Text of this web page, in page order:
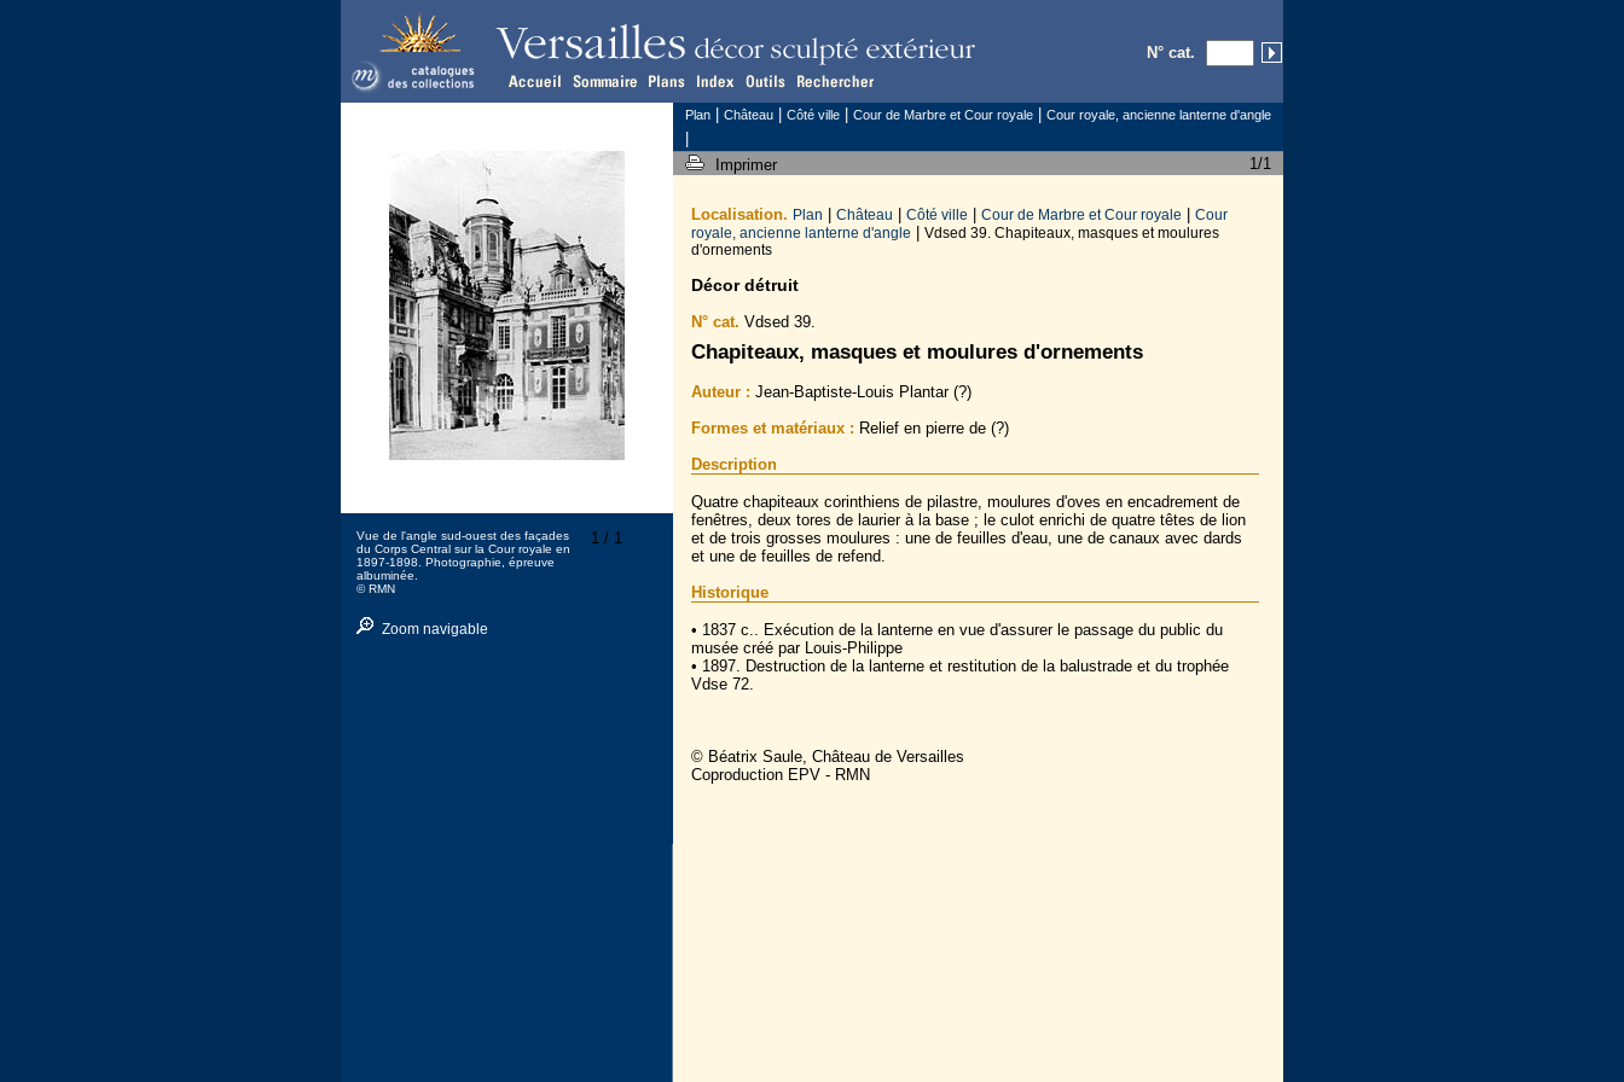
N° cat.
Localisation. Plan Château Côté ville Cour de Marbre et Cour royale
Cour
royale, ancienne lanterne d'angle
Vdsed 39. Chapiteaux, masques et moulures
d'ornements
Décor détruit
N° cat. Vdsed 39.
Chapiteaux, masques et moulures d'ornements
Auteur : Jean-Baptiste-Louis Plantar (?)
Formes et matériaux : Relief en pierre de (?)
Description
Quatre chapiteaux corinthiens de pilastre, moulures d'oves en encadrement de
fenêtres, deux tores de laurier à la base ; le culot enrichi de quatre têtes de lion
et de trois grosses moulures : une de feuilles d'eau, une de canaux avec dards
et une de feuilles de refend.
Historique
• 1837 c.. Exécution de la lanterne en vue d'assurer le passage du public du
musée créé par Louis-Philippe
• 1897. Destruction de la lanterne et restitution de la balustrade et du trophée
Vdse 72.
© Béatrix Saule, Château de Versailles
Coproduction EPV - RMN
1 / 1
Vue de l'angle sud-ouest des façades
du Corps Central sur la Cour royale en
1897-1898. Photographie, épreuve
albuminée.
© RMN
Zoom navigable
Plan Château Côté ville Cour de Marbre et Cour royale Cour royale, ancienne lanterne d'angle
Imprimer
1/1